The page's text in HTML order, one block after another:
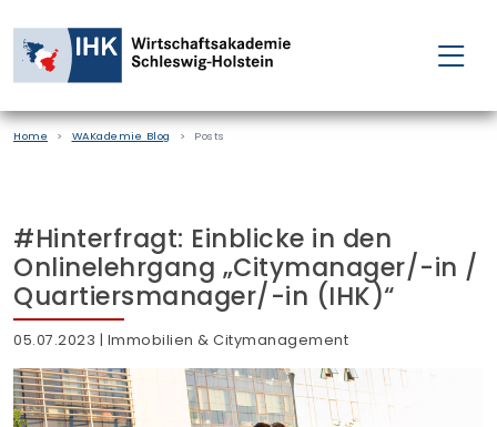
FÜR EINZELPERSONEN
FÜR UNTERNEHMEN
WAKADEMIE
Home WAKademie Blog Posts
#Hinterfragt: Einblicke in den
Onlinelehrgang „Citymanager/-in /
Quartiersmanager/-in (IHK)“
05.07.2023 | Immobilien & Citymanagement